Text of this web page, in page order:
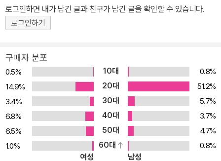
제와 확인 문제를 제시했다. 또한 필요에 따라 컴퓨터 시뮬레이션 결
과를 수록하여 이론을 확실히 이해할 수 있게 했다. 마지막으로 각 장
의 끝마다 응용회로 해석과 설계과제를 제시하여 학생 스스로 응용력
적인 내용만을 간추려 총 12장으로 구성하였다. 명쾌한 설명과 시뮬
레이션 결과를 통해 전자회로에 대한 이해력과 응용력을 함께 기르는
데 초점을 두고 있다. 또한 예제와 연습문제를 통해 실무에 직접 활용
할 수 있게 하였다. 1. 기본 개념 및 다이오드의 구조와 회로 동작 이해
(1장~2장) 전자회로와 관련하여 기본이 되는 중요한 기초 개념과 전
자회로를 구성하는 기본 소자인 다이오드의 구조와 기본적인 특성을
다룬다. 2. 바이폴라 트랜지스터 및 BJT 증폭기 회로와 FET 및 MO
SFET 증폭기 회로의 이해(3장~6장) 바이폴라 트랜지스터의 구조
로그인하면 내가 남긴 글과 친구가 남긴 글을 확인할 수 있습니다.
로그인하기
구매자 분포
0.5% 10대
0.8%
14.9%
20대
51.2%
3.4%
30대
5.7%
6.8%
40대
3.7%
6.5%
50대
4.7%
1.0%
60대
0.8%
여성
남성